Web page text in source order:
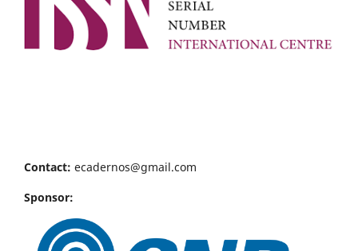
Contact: ecadernos@gmail.com
Sponsor: